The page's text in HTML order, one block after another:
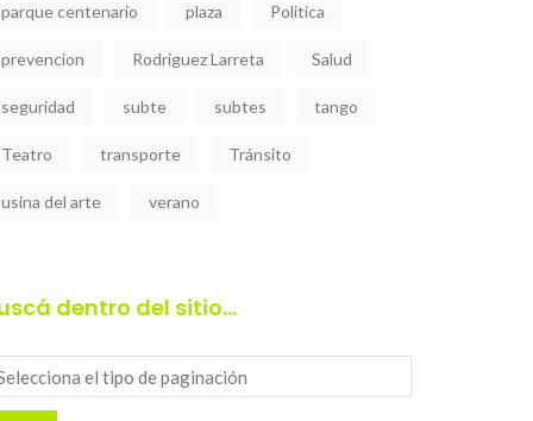
parque centenario plaza Politica
prevencion Rodriguez Larreta Salud
seguridad subte subtes tango
Teatro transporte Tránsito
usina del arte verano
dentro del sitio…